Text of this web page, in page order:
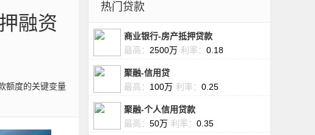
融资
额度的关键变量
热门贷款
商业银行-房产抵押贷款
最高： 2500万 利率： 0.18
聚融-信用贷
最高： 100万 利率： 0.25
聚融-个人信用贷款
最高： 50万 利率： 0.35